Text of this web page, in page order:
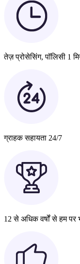
तेज़ प्रोसेसिंग, पॉलिसी 1
ग्राहक सहायता 24/7
12 से अधिक वर्षों से हम पर